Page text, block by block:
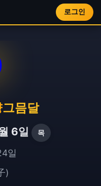
로그인
그믐달
6일 목
일
)